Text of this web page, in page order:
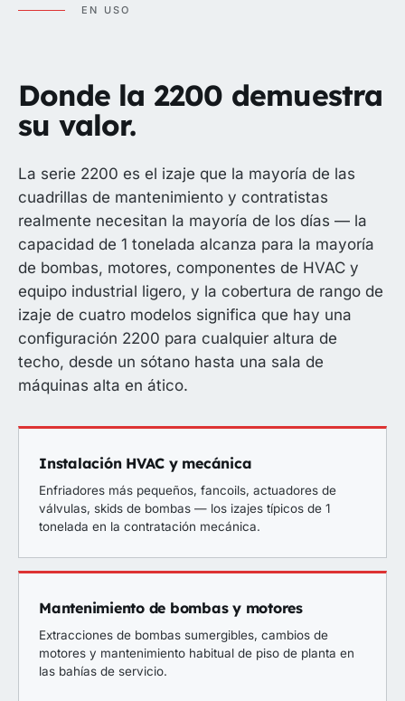
EN USO
Donde la 2200 demuestra
su valor.
La serie 2200 es el izaje que la mayoría de las
cuadrillas de mantenimiento y contratistas
realmente necesitan la mayoría de los días — la
capacidad de 1 tonelada alcanza para la mayoría
de bombas, motores, componentes de HVAC y
equipo industrial ligero, y la cobertura de rango de
izaje de cuatro modelos significa que hay una
configuración 2200 para cualquier altura de
techo, desde un sótano hasta una sala de
máquinas alta en ático.
Instalación HVAC y mecánica
Enfriadores más pequeños, fancoils, actuadores de
válvulas, skids de bombas — los izajes típicos de 1
tonelada en la contratación mecánica.
Mantenimiento de bombas y motores
Extracciones de bombas sumergibles, cambios de
motores y mantenimiento habitual de piso de planta en
las bahías de servicio.